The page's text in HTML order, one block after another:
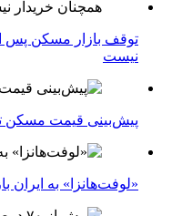
توقف بازار مسکن پس
نیست
پیش‌بینی قیمت مسکن تا
«لوفت‌هانزا» به ایران